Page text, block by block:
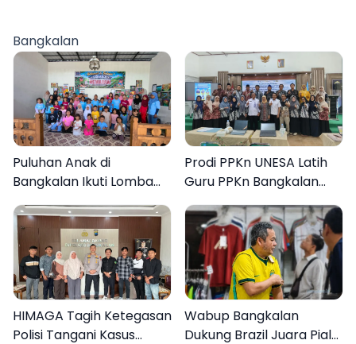
Bangkalan
Puluhan Anak di
Bangkalan Ikuti Lomba
Mewarnai Bertema
Liburan Keluarga
Prodi PPKn UNESA Latih
Guru PPKn Bangkalan
dengan Pembelajaran
Inovasi Teknologi
HIMAGA Tagih Ketegasan
Polisi Tangani Kasus
Wabup Bangkalan
Dukung Brazil Juara Piala